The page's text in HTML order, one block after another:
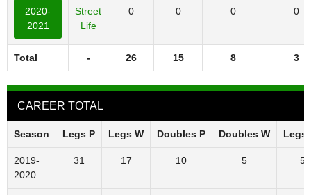
2020-
2021
Street
Life
0 0 0 0
Total - 26 15 8 3
CAREER TOTAL
Season Legs P Legs W Doubles P Doubles W Legs
2019-
2020
31 17 10 5 55